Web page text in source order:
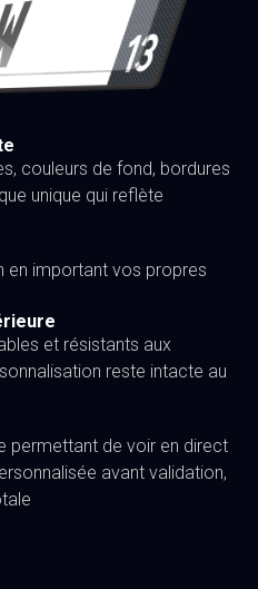
couleurs de fond, bordures
unique qui reflète
en important vos propres
et résistants aux
reste intacte au
permettant de voir en direct
avant validation,